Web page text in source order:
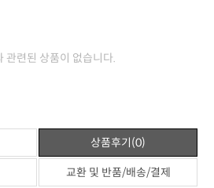
관련된 상품이 없습니다.
상품후기(0)
교환 및 반품/배송/결제